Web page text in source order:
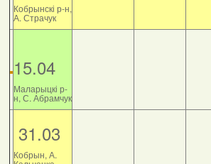
Кобрынскі р-н,
А. Страчук
15.04
Маларыцкі р-
н, С. Абрамчук
31.03
Кобрын, А.